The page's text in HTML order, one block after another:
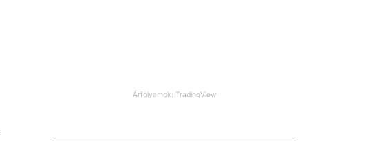
Árfolyamok: TradingView